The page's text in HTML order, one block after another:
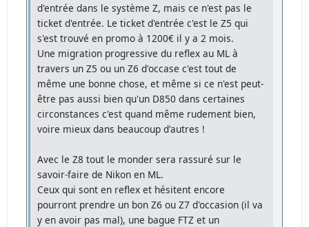
d'entrée dans le système Z, mais ce n'est pas le
ticket d'entrée. Le ticket d'entrée c'est le Z5 qui
s'est trouvé en promo à 1200€ il y a 2 mois.
Une migration progressive du reflex au ML à
travers un Z5 ou un Z6 d'occase c'est tout de
même une bonne chose, et même si ce n'est peut-
être pas aussi bien qu'un D850 dans certaines
circonstances c'est quand même rudement bien,
voire mieux dans beaucoup d'autres !
Avec le Z8 tout le monder sera rassuré sur le
savoir-faire de Nikon en ML.
Ceux qui sont en reflex et hésitent encore
pourront prendre un bon Z6 ou Z7 d'occasion (il va
y en avoir pas mal), une bague FTZ et un